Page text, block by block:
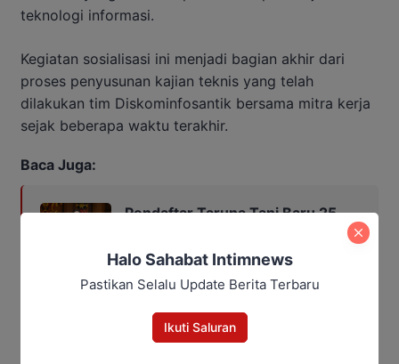
teknologi informasi.
Kegiatan sosialisasi ini menjadi bagian akhir dari
proses penyusunan kajian teknis yang telah
dilakukan tim Diskominfosantik bersama mitra kerja
sejak beberapa waktu terakhir.
Baca Juga:
Pendaftar Taruna Tani Baru 25
Daerah Gencarkan Sosialisasi
Halo Sahabat Intimnews
Pastikan Selalu Update Berita Terbaru
Ikuti Saluran